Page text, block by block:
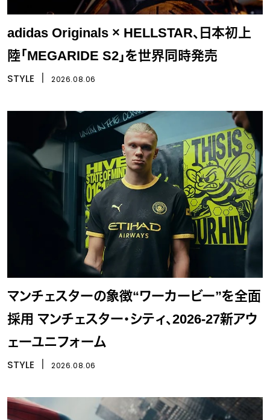
adidas Originals × HELLSTAR、日本初上
陸「MEGARIDE S2」を世界同時発売
STYLE 2026.08.06
マンチェスターの象徴“ワーカービー”を全面
採用 マンチェスター・シティ、2026-27新アウ
ェーユニフォーム
STYLE 2026.08.06